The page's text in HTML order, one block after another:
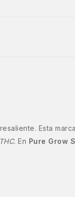
Esta
. En Pure Grow